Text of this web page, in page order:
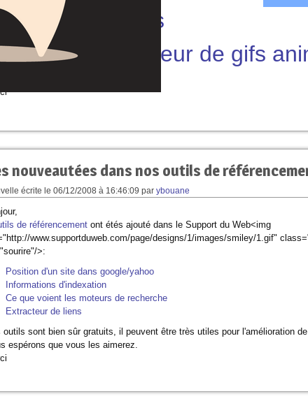
animées
Générateur de gifs
nouveautées dans nos outils de
écrite le 06/12/2008 à 16:46:09 par ybouane
de référencementont étés ajouté dans le Support du Web<img
www.supportduweb.com/page/designs/1/images/smiley/1.gif"
>:
Position d'un site dans google/yahoo
Informations d'indexation
Ce que voient les moteurs de recherche
Extracteur de liens
outils sont bien sûr gratuits, il peuvent être très utiles pour l'amélioration
espérons que vous les aimerez.